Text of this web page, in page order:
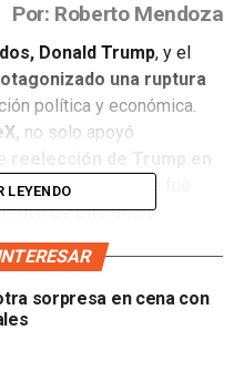
Por: Roberto Mendoza
Donald Trump, y el
una ruptura
política y económica.
no solo apoyó
dólares
de Eficiencia
creada por la
público y eliminar la
cuando Musk criticó
impulsado por
LEYENDO
sorpresa en cena con